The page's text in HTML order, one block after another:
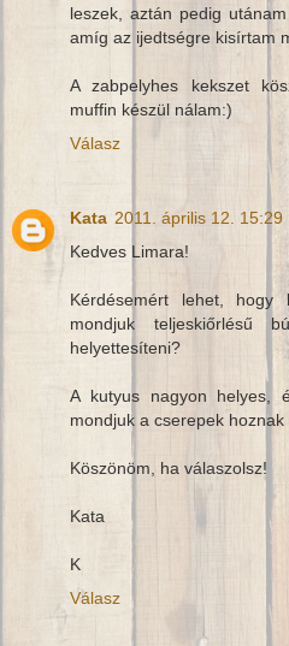
leszek, aztán pedig
amíg az ijedtségre kisírtam
A zabpelyhes kekszet
muffin készül nálam:)
Válasz
Kata 2011. április 12. 15:29
Kedves Limara!
Kérdésemért lehet, hogy
mondjuk teljeskiőrlésű
helyettesíteni?
A kutyus nagyon helyes,
mondjuk a cserepek
Köszönöm, ha válaszolsz!
Kata
K
Válasz